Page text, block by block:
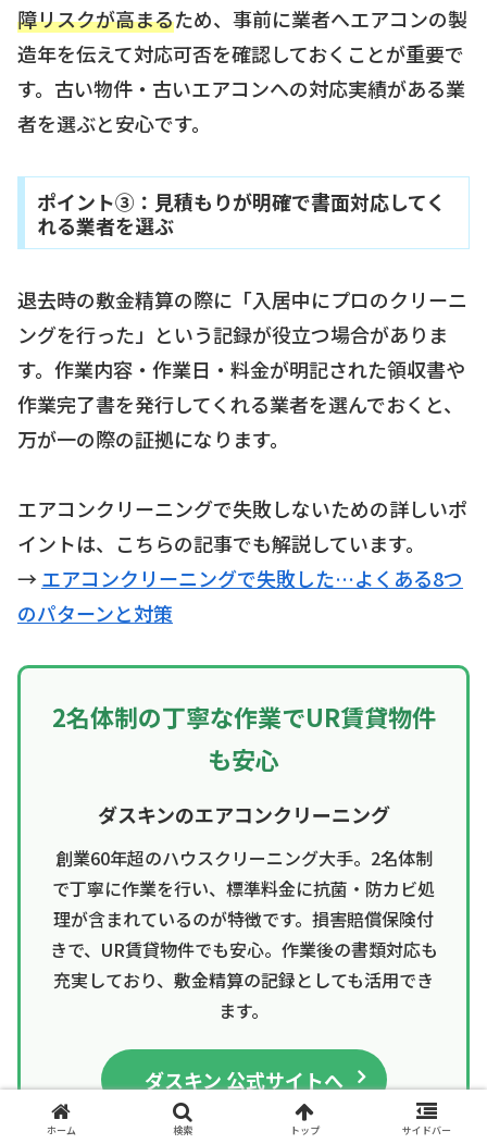
障リスクが高まるため、事前に業者へエアコンの製
造年を伝えて対応可否を確認しておくことが重要で
す。古い物件・古いエアコンへの対応実績がある業
者を選ぶと安心です。
ポイント③：見積もりが明確で書面対応してく
れる業者を選ぶ
退去時の敷金精算の際に「入居中にプロのクリーニ
ングを行った」という記録が役立つ場合がありま
す。作業内容・作業日・料金が明記された領収書や
作業完了書を発行してくれる業者を選んでおくと、
万が一の際の証拠になります。
エアコンクリーニングで失敗しないための詳しいポ
イントは、こちらの記事でも解説しています。
→ エアコンクリーニングで失敗した…よくある8つ
のパターンと対策
2名体制の丁寧な作業でUR賃貸物件
も安心
ダスキンのエアコンクリーニング
創業60年超のハウスクリーニング大手。2名体制
で丁寧に作業を行い、標準料金に抗菌・防カビ処
理が含まれているのが特徴です。損害賠償保険付
きで、UR賃貸物件でも安心。作業後の書類対応も
充実しており、敷金精算の記録としても活用でき
ます。
ダスキン 公式サイトへ
ホーム 検索 トップ サイドバー